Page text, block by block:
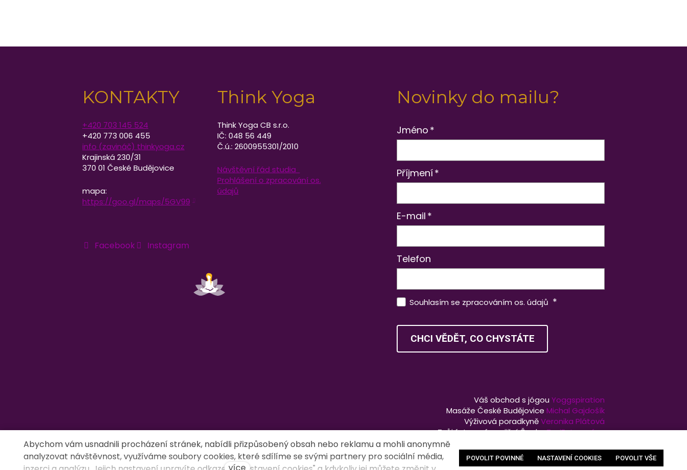
KONTAKTY
+420 703 145 524
+420 773 006 455
info (zavináč) thinkyoga.cz
Krajinská 230/31
370 01 České Budějovice
mapa:
https://goo.gl/maps/5GV99
Think Yoga
Think Yoga CB s.r.o.
IČ: 048 56 449
Č.ú.: 2600955301/2010
Návštěvní řád studia
Prohlášení o zpracování os.
údajů
Facebook Instagram
Novinky do mailu?
Jméno *
Příjmení*
E-mail *
Telefon
Souhlasím se zpracováním os. údajů *
CHCI VĚDĚT, CO CHYSTÁTE
Váš obchod s jógou Yoggspiration
Masáže České Budějovice Michal Gajdošík
Výživová poradkyněVeronika Plátová
Tvůj fotograf pro jižní ČechyTvujFotograf.cz
Vytvořildk, web pohánísolidpixels.
Abychom vám usnadnili procházení stránek, nabídli přizpůsobený obsah nebo reklamu a mohli anonymně
analyzovat návštěvnost, využíváme soubory cookies, které sdílíme se svými partnery pro sociální média,
POVOLIT POVINNÉ NASTAVENÍ COOKIES POVOLIT VŠE